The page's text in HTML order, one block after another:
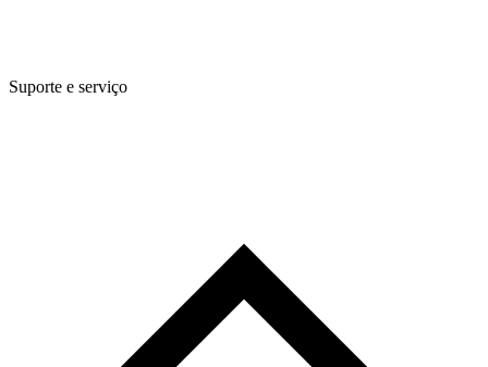
Suporte e serviço